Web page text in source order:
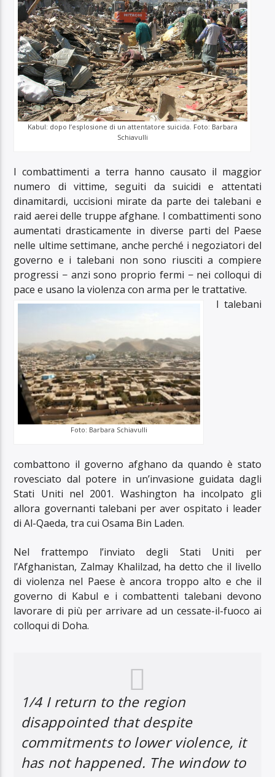
Kabul: dopo l’esplosione di un attentatore suicida. Foto: Barbara
Schiavulli
I combattimenti a terra hanno causato il maggior
numero di vittime, seguiti da suicidi e attentati
dinamitardi, uccisioni mirate da parte dei talebani e
raid aerei delle truppe afghane. I combattimenti sono
aumentati drasticamente in diverse parti del Paese
nelle ultime settimane, anche perché i negoziatori del
governo e i talebani non sono riusciti a compiere
progressi − anzi sono proprio fermi − nei colloqui di
pace e usano la violenza con arma per le trattative.
Foto: Barbara Schiavulli
I talebani
combattono il governo afghano da quando è stato
rovesciato dal potere in un’invasione guidata dagli
Stati Uniti nel 2001. Washington ha incolpato gli
allora governanti talebani per aver ospitato i leader
di Al-Qaeda, tra cui Osama Bin Laden.
Nel frattempo l’inviato degli Stati Uniti per
l’Afghanistan, Zalmay Khalilzad, ha detto che il livello
di violenza nel Paese è ancora troppo alto e che il
governo di Kabul e i combattenti talebani devono
lavorare di più per arrivare ad un cessate-il-fuoco ai
colloqui di Doha.
1/4 I return to the region
disappointed that despite
commitments to lower violence, it
has not happened. The window to